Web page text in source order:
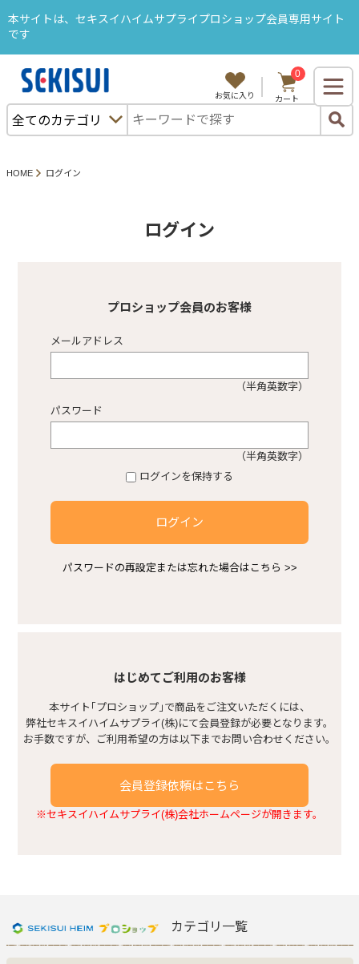
ようこそ、セキスハイムサプライB2Bサイトへ
ログイン 購入履歴
プロショップ塗料
建具まわり
浴室・トイレまわり
窓まわり
本サイトは、セキスイハイムサプライプロショップ会員専用サイト
です
お気に入り
0
カート
HOME ログイン
ログイン
プロショップ会員のお客様
メールアドレス
（半角英数字）
パスワード
（半角英数字）
ログインを保持する
ログイン
パスワードの再設定または忘れた場合はこちら >>
はじめてご利用のお客様
本サイト｢プロショップ｣で商品をご注文いただくには、
弊社セキスイハイムサプライ(株)にて会員登録が必要となります。
お手数ですが、ご利用希望の方は以下までお問い合わせください。
会員登録依頼はこちら
※セキスイハイムサプライ(株)会社ホームページが開きます。
カテゴリ一覧